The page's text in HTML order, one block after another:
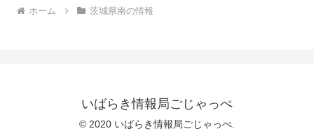
ホーム 茨城県南の情報
いばらき情報局ごじゃっぺ
© 2020 いばらき情報局ごじゃっぺ.